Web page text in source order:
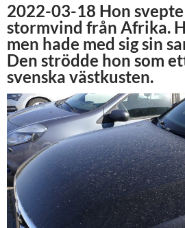
2022-03-18 Hon
stormvind från Afrika.
men hade med sig sin
Den strödde hon som
svenska västkusten.